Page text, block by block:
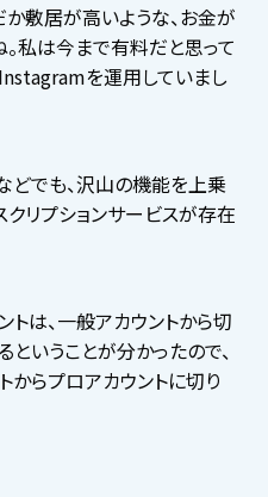
敷居が高いような、お金が
私は今まで有料だと思って
を運用していまし
どでも、沢山の機能を上乗
リプションサービスが存在
は、一般アカウントから切
いうことが分かったので、
らプロアカウントに切り